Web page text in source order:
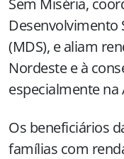
Sem Miséria,
Desenvolvimento
(MDS), e aliam
Nordeste e à
especialmente na
Os beneficiários
famílias com